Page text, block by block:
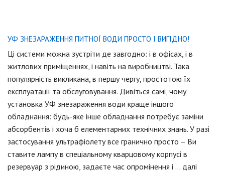
УФ ЗНЕЗАРАЖЕННЯ ПИТНОЇ ВОДИ ПРОСТО І ВИГІДНО!
Ці системи можна зустріти де завгодно: і в офісах, і в
житлових приміщеннях, і навіть на виробництві. Така
популярність викликана, в першу чергу, простотою їх
експлуатації та обслуговування. Дивіться самі, чому
установка УФ знезараження води краще іншого
обладнання: будь-яке інше обладнання потребує заміни
абсорбентів і хоча б елементарних технічних знань. У разі
застосування ультрафіолету все гранично просто – Ви
ставите лампу в спеціальному кварцовому корпусі в
резервуар з рідиною, задаєте час опромінення і … далі